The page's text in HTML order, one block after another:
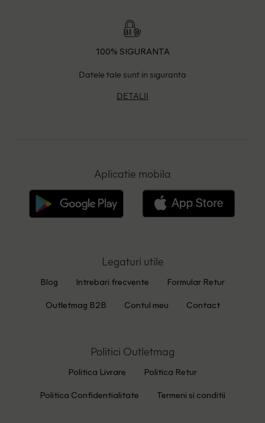
100% SIGURANTA
Datele tale sunt in siguranta
DETALII
Aplicatie mobila
Legaturi utile
Blog Intrebari frecvente Formular Retur
Outletmag B2B Contul meu Contact
Politici Outletmag
Politica Livrare Politica Retur
Politica Confidentialitate Termeni si conditii